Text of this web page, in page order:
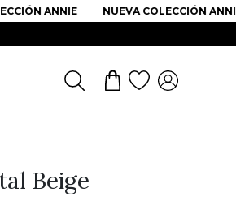
ANNIE NUEVA COLECCIÓN ANNIE
Beige